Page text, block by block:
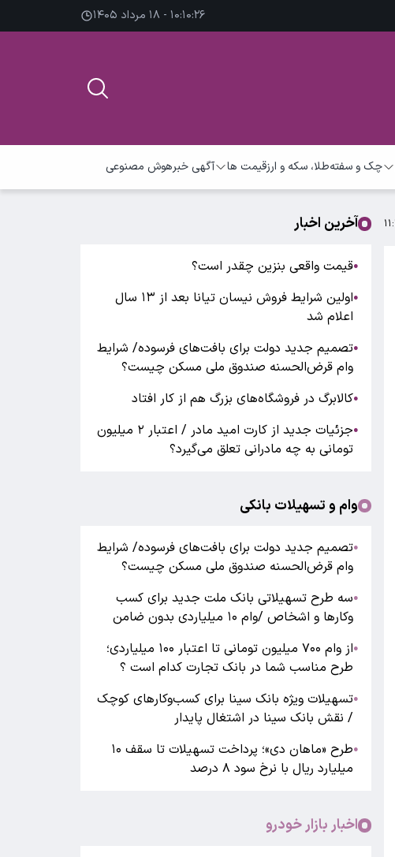
۱۰:۱۰:۲۷ - ۱۸ مرداد ۱۴۰۵
چک و سفتهطلا، سکه و ارزقیمت ها آگهی خبرهوش مصنوعی
آخرین اخبار
●قیمت واقعی بنزین چقدر است؟
●
اولین شرایط فروش نیسان تیانا بعد از ۱۳ سال
اعلام شد
●تصمیم جدید دولت برای بافت‌های فرسوده/ شرایط
وام قرض‌الحسنه صندوق ملی مسکن چیست؟
●کالابرگ در فروشگاه‌های بزرگ هم از کار افتاد
●
جزئیات جدید از کارت امید مادر / اعتبار ۲ میلیون
تومانی به چه مادرانی تعلق می‌گیرد؟
وام و تسهیلات بانکی
●تصمیم جدید دولت برای بافت‌های فرسوده/ شرایط
وام قرض‌الحسنه صندوق ملی مسکن چیست؟
●سه طرح تسهیلاتی بانک ملت جدید برای کسب
وکارها و اشخاص /وام ۱۰ میلیاردی بدون ضامن
●
از وام ۷۰۰ میلیون تومانی تا اعتبار ۱۰۰ میلیاردی؛
طرح مناسب شما در بانک تجارت کدام است ؟
●تسهیلات ویژه بانک سینا برای کسب‌وکارهای کوچک
/ نقش بانک سینا در اشتغال پایدار
●
طرح «ماهان دی»؛ پرداخت تسهیلات تا سقف ۱۰
میلیارد ریال با نرخ سود ۸ درصد
اخبار بازار خودرو